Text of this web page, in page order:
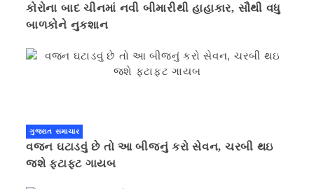
કોરોના બાદ ચીનમાં નવી બીમારીથી હાહાકાર, સૌથી વધુ
બાળકોને નુકશાન
ગુજરાત સમાચાર
વજન ઘટાડવું છે તો આ બીજનું કરો સેવન, ચરબી થઇ
જશે ફટાફટ ગાયબ